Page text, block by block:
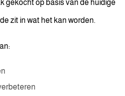
gekocht op basis van de huidige
zit in wat het kan worden.